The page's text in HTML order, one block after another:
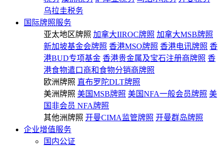
乌拉圭税务
国际牌照服务
亚太地区牌照 加拿大IIROC牌照 加拿大MSB牌照
新加坡基金会牌照 香港MSO牌照 香港电讯牌照 香
港BUD专项基金 香港贵金属及宝石注册商牌照 香
港食物遣口商和食物分销商牌照
欧洲牌照 直布罗陀DLT牌照
美洲牌照 美国MSB牌照 美国NFA一般会员牌照 美
国非会员 NFA牌照
其他洲牌照 开曼CIMA监管牌照 开曼群岛牌照
企业增值服务
国内公证